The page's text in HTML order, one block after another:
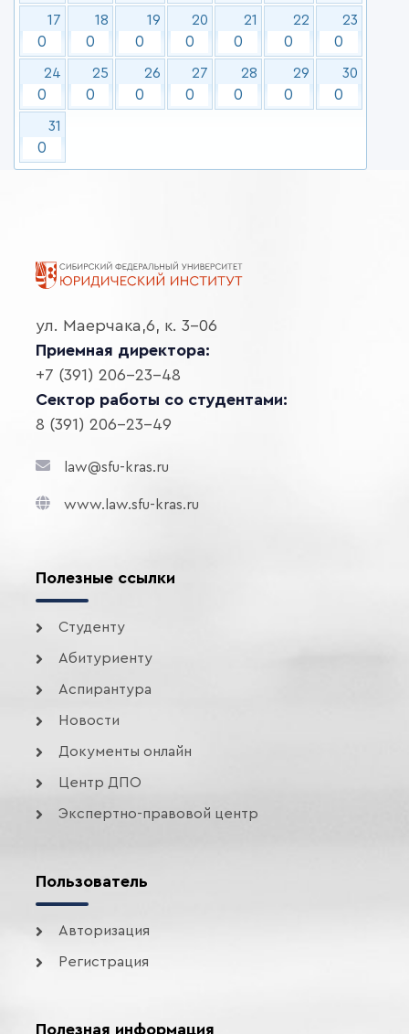
17
0
18
0
19
0
20
0
21
0
22
0
23
0
24
0
25
0
26
0
27
0
28
0
29
0
30
0
31
0
ул. Маерчака,6, к. 3-06
Приемная директора:
+7 (391) 206-23-48
Сектор работы со студентами:
8 (391) 206-23-49
law@sfu-kras.ru
www.law.sfu-kras.ru
Полезные ссылки
Студенту
Абитуриенту
Аспирантура
Новости
Документы онлайн
Центр ДПО
Экспертно-правовой центр
Пользователь
Авторизация
Регистрация
Полезная информация